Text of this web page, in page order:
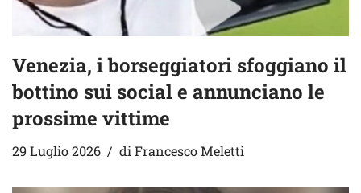
Venezia, i borseggiatori sfoggiano il
bottino sui social e annunciano le
prossime vittime
29 Luglio 2026 di Francesco Meletti